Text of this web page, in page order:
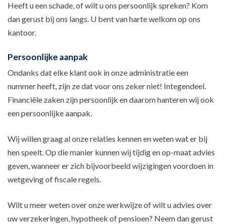
Heeft u een schade, of wilt u ons persoonlijk spreken? Kom
dan gerust bij ons langs. U bent van harte welkom op ons
kantoor.
Persoonlijke aanpak
Ondanks dat elke klant ook in onze administratie een
nummer heeft, zijn ze dat voor ons zeker niet! Integendeel.
Financiële zaken zijn persoonlijk en daarom hanteren wij ook
een persoonlijke aanpak.
Wij willen graag al onze relaties kennen en weten wat er bij
hen speelt. Op die manier kunnen wij tijdig en op-maat advies
geven, wanneer er zich bijvoorbeeld wijzigingen voordoen in
wetgeving of fiscale regels.
Wilt u meer weten over onze werkwijze of wilt u advies over
uw verzekeringen, hypotheek of pensioen? Neem dan gerust